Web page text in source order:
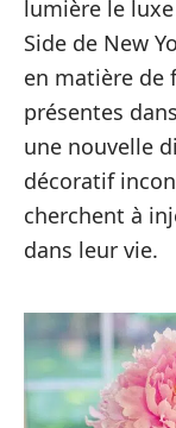
lumière le
Side de New
en matière de
présentes
une nouvelle
décoratif
cherchent à
dans leur vie.